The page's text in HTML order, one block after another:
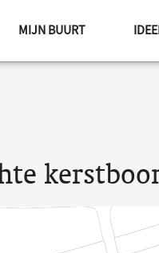
MIJN BUURT